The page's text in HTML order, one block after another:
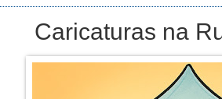
Caricaturas na